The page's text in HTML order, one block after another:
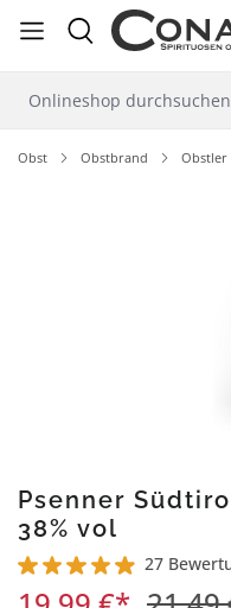
springen
Obst Obstbrand Obstler
Psenner
38% vol
Durchschnittliche
27